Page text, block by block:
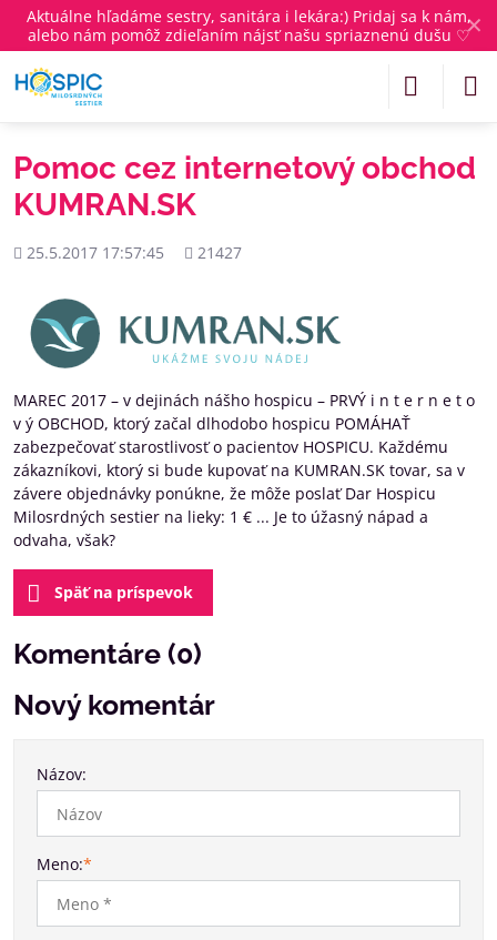
✕
Aktuálne hľadáme sestry, sanitára i lekára:) Pridaj sa k nám,
alebo nám pomôž zdieľaním nájsť našu spriaznenú dušu ♡
Pomoc cez internetový obchod
KUMRAN.SK
Pridané
25.5.2017 17:57:45
Počet
21427
MAREC 2017 – v dejinách nášho hospicu – PRVÝ i n t e r n e t o
v ý OBCHOD, ktorý začal dlhodobo hospicu POMÁHAŤ
zabezpečovať starostlivosť o pacientov HOSPICU. Každému
zákazníkovi, ktorý si bude kupovať na KUMRAN.SK tovar, sa v
závere objednávky ponúkne, že môže poslať Dar Hospicu
Milosrdných sestier na lieky: 1 € ... Je to úžasný nápad a
odvaha, však?
Späť na príspevok
Komentáre (0)
Nový komentár
Názov:
Meno:*